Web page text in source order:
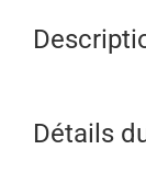
Détails